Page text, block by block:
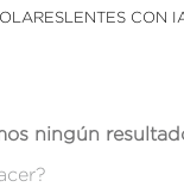
LENTES CON
ningún